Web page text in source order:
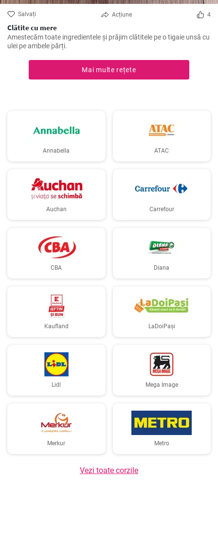
Salvați Acțiune 4
Clătite cu mere
Amestecăm toate ingredientele și prăjim clătitele pe o tigaie unsă cu
ulei pe ambele părți.
Mai multe rețete
Annabella ATAC
Auchan Carrefour
CBA Diana
Kaufland LaDoiPași
Lidl Mega Image
Merkur Metro
Vezi toate corzile